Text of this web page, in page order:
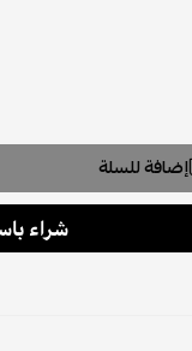
إضافة للسلة